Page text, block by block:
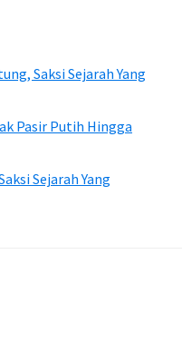
Saksi Sejarah Yang
Pasir Putih Hingga
Sejarah Yang